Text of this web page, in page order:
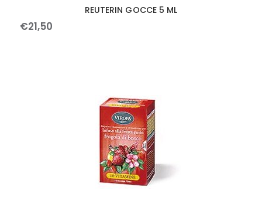
REUTERIN GOCCE 5 ML
€21,50